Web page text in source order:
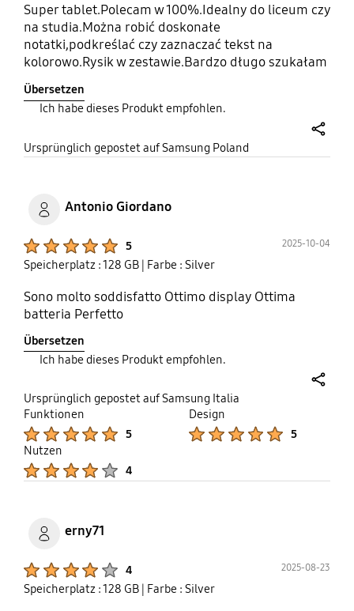
Super tablet.Polecam w 100%.Idealny do liceum czy
na studia.Można robić doskonałe
notatki,podkreślać czy zaznaczać tekst na
kolorowo.Rysik w zestawie.Bardzo długo szukałam
idealnego dla mnie modelu i wreszcie
znalazłam.Do tego oprócz Wi-fi posiada jeszcze
5G.Uważam,że był to strzał w dziesiątkę.
Übersetzen
Ich habe dieses Produkt empfohlen.
Ursprünglich gepostet auf Samsung Poland
Antonio Giordano
5 2025-10-04
Speicherplatz : 128 GB | Farbe : Silver
Sono molto soddisfatto Ottimo display Ottima
batteria Perfetto
Übersetzen
Ich habe dieses Produkt empfohlen.
Ursprünglich gepostet auf Samsung Italia
Funktionen
5
Design
5
Nutzen
4
erny71
4 2025-08-23
Speicherplatz : 128 GB | Farbe : Silver